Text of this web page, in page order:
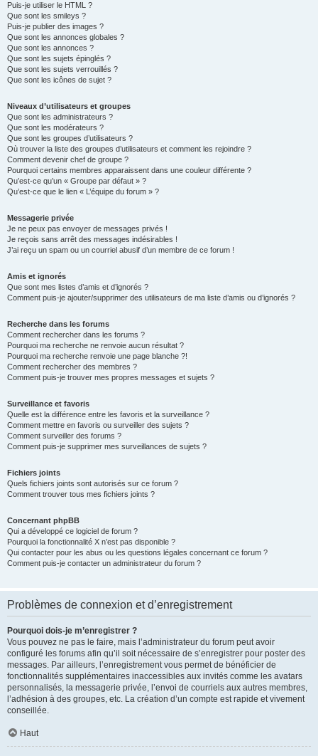
Puis-je utiliser le HTML ?
Que sont les smileys ?
Puis-je publier des images ?
Que sont les annonces globales ?
Que sont les annonces ?
Que sont les sujets épinglés ?
Que sont les sujets verrouillés ?
Que sont les icônes de sujet ?
Niveaux d’utilisateurs et groupes
Que sont les administrateurs ?
Que sont les modérateurs ?
Que sont les groupes d’utilisateurs ?
Où trouver la liste des groupes d’utilisateurs et comment les rejoindre ?
Comment devenir chef de groupe ?
Pourquoi certains membres apparaissent dans une couleur différente ?
Qu’est-ce qu’un « Groupe par défaut » ?
Qu’est-ce que le lien « L’équipe du forum » ?
Messagerie privée
Je ne peux pas envoyer de messages privés !
Je reçois sans arrêt des messages indésirables !
J’ai reçu un spam ou un courriel abusif d’un membre de ce forum !
Amis et ignorés
Que sont mes listes d’amis et d’ignorés ?
Comment puis-je ajouter/supprimer des utilisateurs de ma liste d’amis ou d’ignorés ?
Recherche dans les forums
Comment rechercher dans les forums ?
Pourquoi ma recherche ne renvoie aucun résultat ?
Pourquoi ma recherche renvoie une page blanche ?!
Comment rechercher des membres ?
Comment puis-je trouver mes propres messages et sujets ?
Surveillance et favoris
Quelle est la différence entre les favoris et la surveillance ?
Comment mettre en favoris ou surveiller des sujets ?
Comment surveiller des forums ?
Comment puis-je supprimer mes surveillances de sujets ?
Fichiers joints
Quels fichiers joints sont autorisés sur ce forum ?
Comment trouver tous mes fichiers joints ?
Concernant phpBB
Qui a développé ce logiciel de forum ?
Pourquoi la fonctionnalité X n’est pas disponible ?
Qui contacter pour les abus ou les questions légales concernant ce forum ?
Comment puis-je contacter un administrateur du forum ?
Problèmes de connexion et d’enregistrement
Pourquoi dois-je m’enregistrer ?
Vous pouvez ne pas le faire, mais l’administrateur du forum peut avoir
configuré les forums afin qu’il soit nécessaire de s’enregistrer pour poster des
messages. Par ailleurs, l’enregistrement vous permet de bénéficier de
fonctionnalités supplémentaires inaccessibles aux invités comme les avatars
personnalisés, la messagerie privée, l’envoi de courriels aux autres membres,
l’adhésion à des groupes, etc. La création d’un compte est rapide et vivement
conseillée.
Haut